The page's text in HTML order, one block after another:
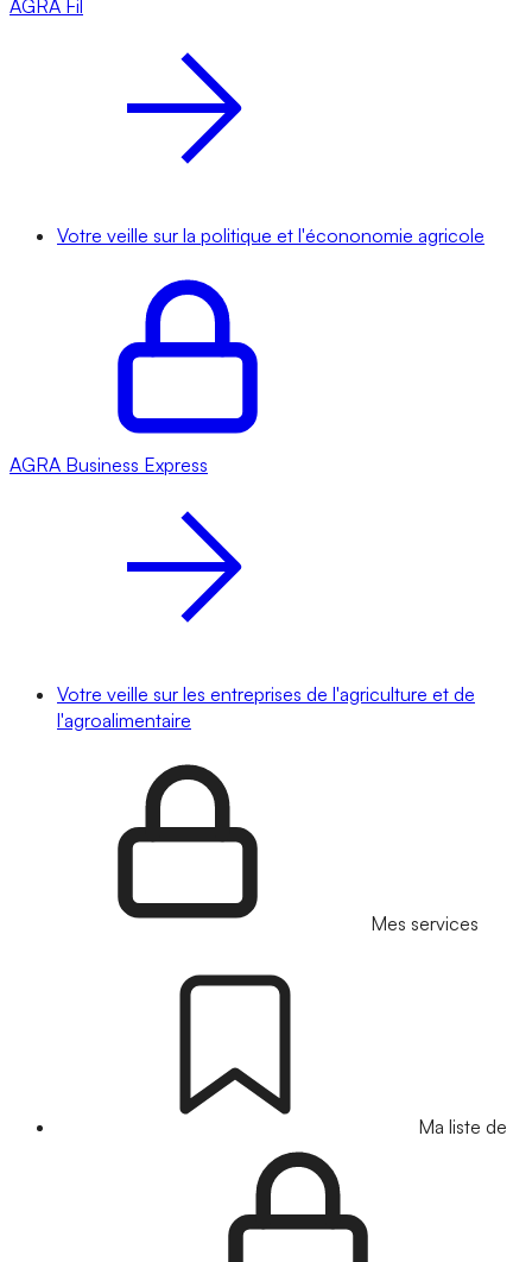
AGRA Fil
Votre veille sur la politique et l'écononomie agricole
AGRA Business Express
Votre veille sur les entreprises de l'agriculture et de
l'agroalimentaire
Mes services
Ma liste de